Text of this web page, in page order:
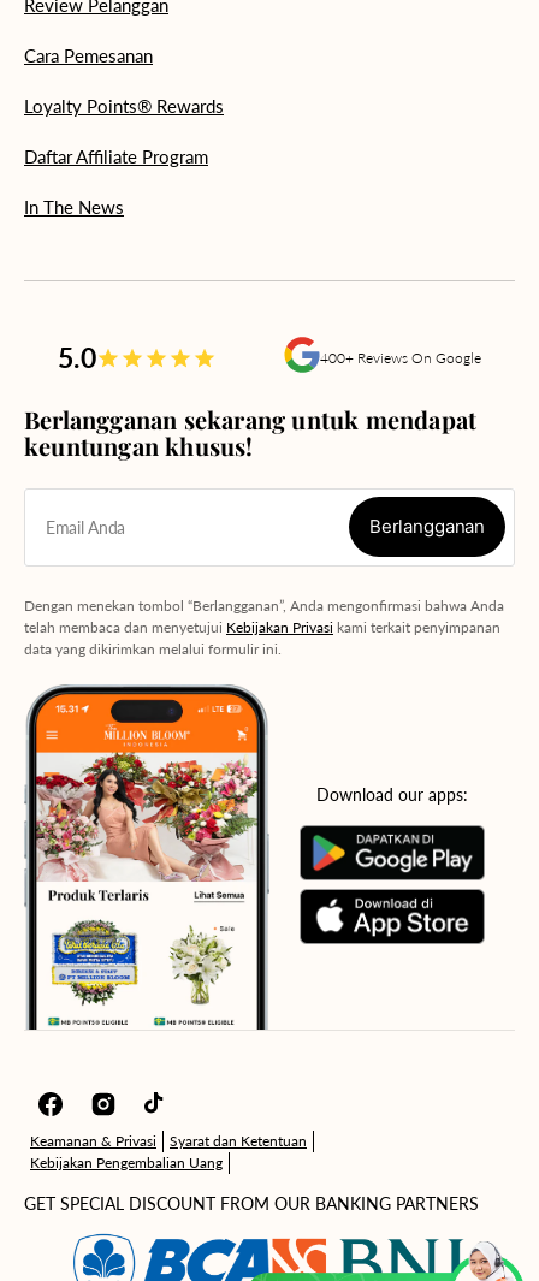
Review Pelanggan
Cara Pemesanan
Loyalty Points® Rewards
Daftar Affiliate Program
In The News
5.0 400+ Reviews On Google
Berlangganan sekarang untuk mendapat
keuntungan khusus!
Email Anda Berlangganan
Dengan menekan tombol “Berlangganan”, Anda mengonfirmasi bahwa Anda
telah membaca dan menyetujui Kebijakan Privasi kami terkait penyimpanan
data yang dikirimkan melalui formulir ini.
Download our apps:
FacebookInstagramTikTok
Keamanan & Privasi
Syarat dan Ketentuan
Kebijakan Pengembalian Uang
GET SPECIAL DISCOUNT FROM OUR BANKING PARTNERS